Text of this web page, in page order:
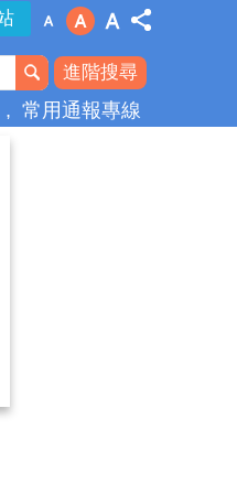
進階搜尋
常用通報專線